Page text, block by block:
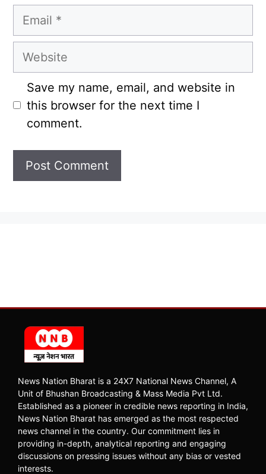
Email
Website
Save my name, email, and website in
this browser for the next time I
comment.
News Nation Bharat is a 24X7 National News Channel, A
Unit of Bhushan Broadcasting & Mass Media Pvt Ltd.
Established as a pioneer in credible news reporting in India,
News Nation Bharat has emerged as the most respected
news channel in the country. Our commitment lies in
providing in-depth, analytical reporting and engaging
discussions on pressing issues without any bias or vested
interests.